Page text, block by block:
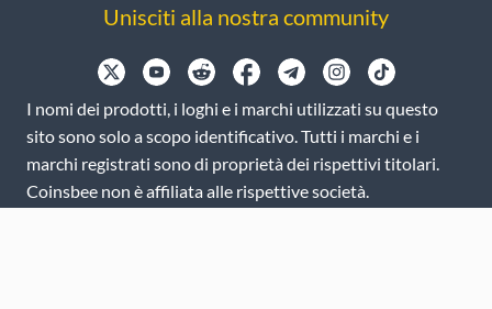
Unisciti alla nostra community
I nomi dei prodotti, i loghi e i marchi utilizzati su questo
sito sono solo a scopo identificativo. Tutti i marchi e i
marchi registrati sono di proprietà dei rispettivi titolari.
Coinsbee non è affiliata alle rispettive società.